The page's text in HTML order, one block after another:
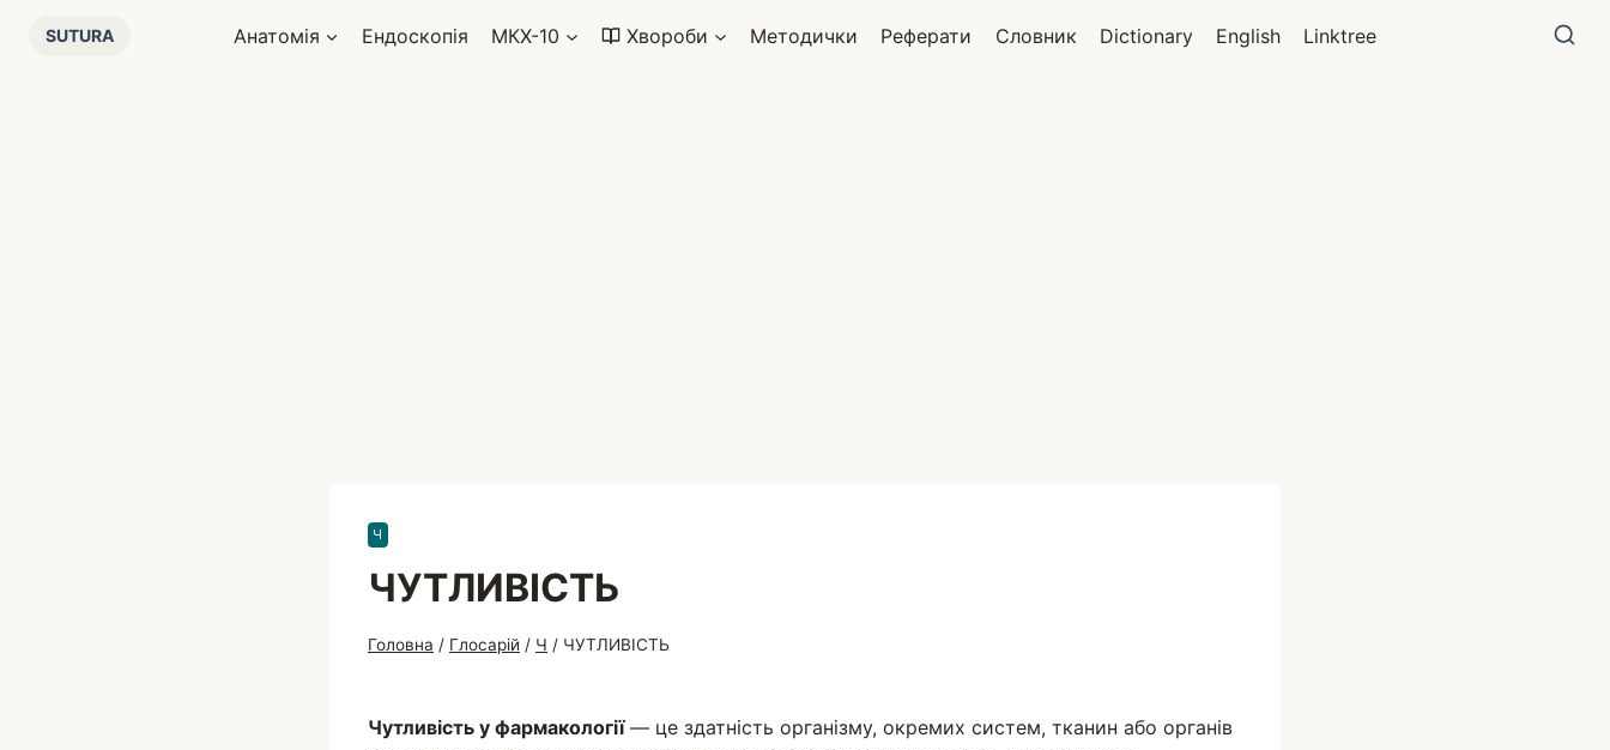
SUTURA Анатомія Ендоскопія МКХ-10 Хвороби Методички Реферати Словник Dictionary English Linktree
Ч
ЧУТЛИВІСТЬ
Головна / Глосарій / Ч / ЧУТЛИВІСТЬ
Чутливість у фармакології— це здатність організму, окремих систем, тканин або органів